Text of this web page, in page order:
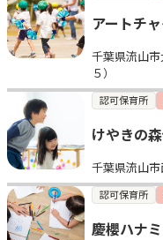
アートチ
千葉県流山
５）
認可保育所
けやきの
千葉県流山
認可保育所
慶櫻ハナ